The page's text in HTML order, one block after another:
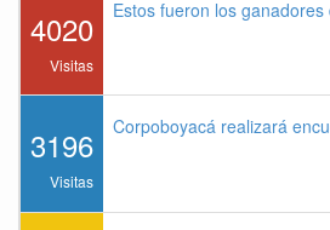
4020
Visitas
Estos fueron los
3196
Visitas
Corpoboyacá realizará